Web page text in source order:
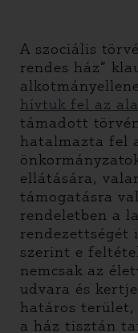
A szociális
rendes ház”
hívtuk fel az
támadott
hatalmazta fel
ellátására,
támogatásra
rendeletben a
rendezettségét
szerint e
nemcsak az
udvara és
határos terület,
a ház tisztán